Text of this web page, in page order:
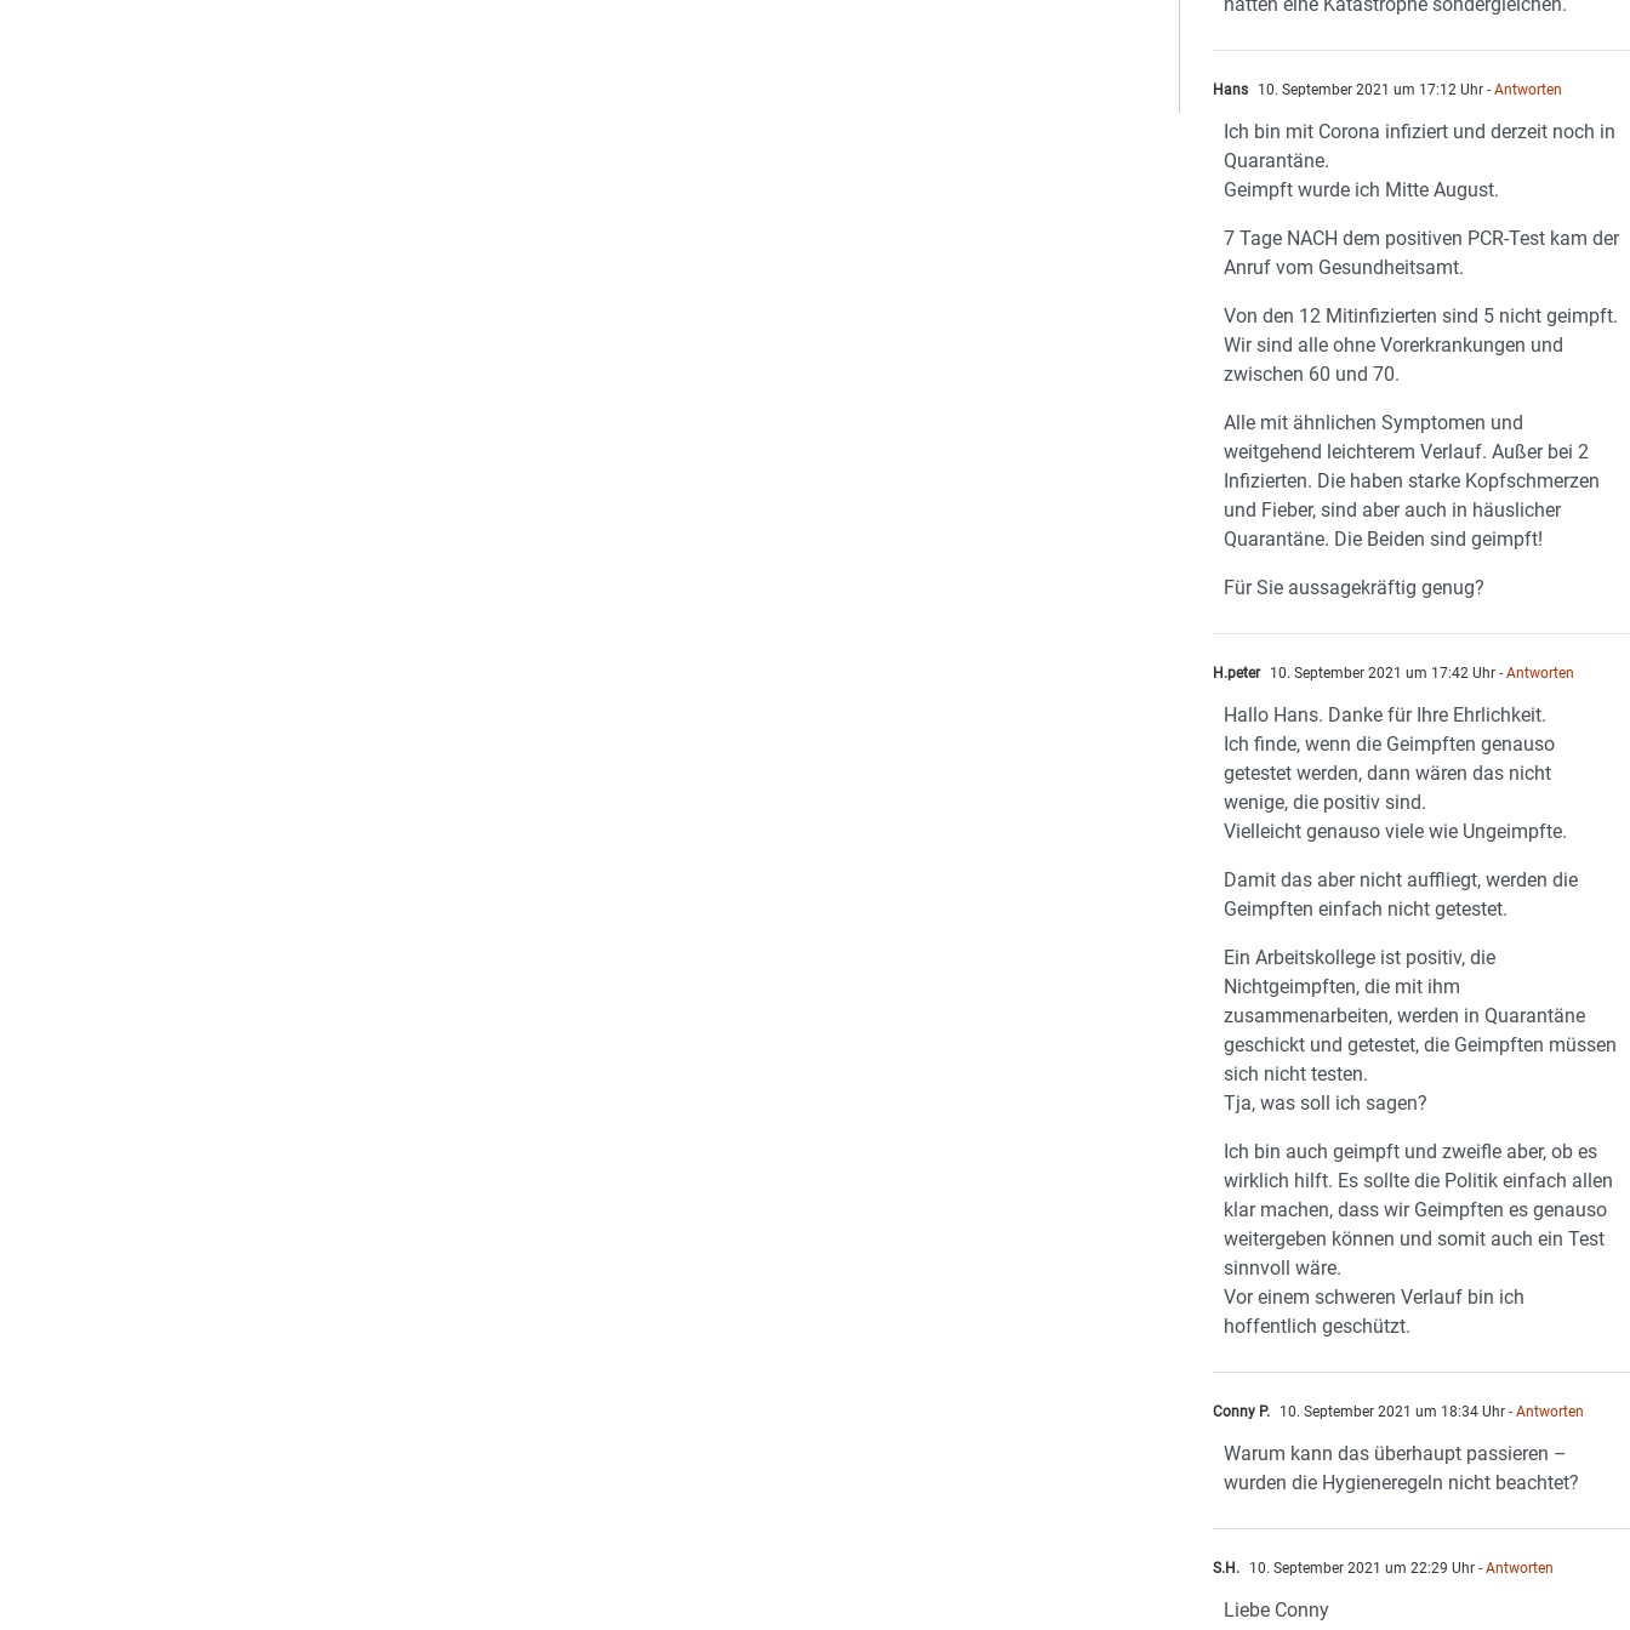
Hans 10. September 2021 um 17:12 Uhr - Antworten
Ich bin mit Corona infiziert und derzeit noch in
Quarantäne.
Geimpft wurde ich Mitte August.
7 Tage NACH dem positiven PCR-Test kam der
Anruf vom Gesundheitsamt.
Von den 12 Mitinfizierten sind 5 nicht geimpft.
Wir sind alle ohne Vorerkrankungen und
zwischen 60 und 70.
Alle mit ähnlichen Symptomen und
weitgehend leichterem Verlauf. Außer bei 2
Infizierten. Die haben starke Kopfschmerzen
und Fieber, sind aber auch in häuslicher
Quarantäne. Die Beiden sind geimpft!
Für Sie aussagekräftig genug?
H.peter 10. September 2021 um 17:42 Uhr - Antworten
Hallo Hans. Danke für Ihre Ehrlichkeit.
Ich finde, wenn die Geimpften genauso
getestet werden, dann wären das nicht
wenige, die positiv sind.
Vielleicht genauso viele wie Ungeimpfte.
Damit das aber nicht auffliegt, werden die
Geimpften einfach nicht getestet.
Ein Arbeitskollege ist positiv, die
Nichtgeimpften, die mit ihm
zusammenarbeiten, werden in Quarantäne
geschickt und getestet, die Geimpften müssen
sich nicht testen.
Tja, was soll ich sagen?
Ich bin auch geimpft und zweifle aber, ob es
wirklich hilft. Es sollte die Politik einfach allen
klar machen, dass wir Geimpften es genauso
weitergeben können und somit auch ein Test
sinnvoll wäre.
Vor einem schweren Verlauf bin ich
hoffentlich geschützt.
Conny P. 10. September 2021 um 18:34 Uhr - Antworten
Warum kann das überhaupt passieren –
wurden die Hygieneregeln nicht beachtet?
S.H. 10. September 2021 um 22:29 Uhr - Antworten
Liebe Conny